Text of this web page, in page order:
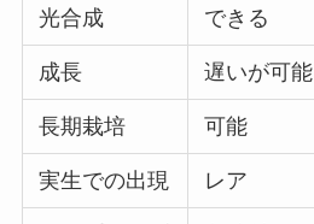
光合成 できる
成長 遅いが可能
長期栽培 可能
実生での出現 レア